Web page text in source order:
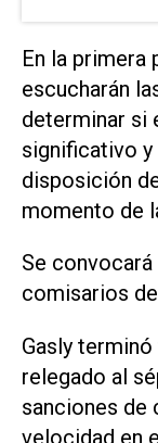
En la primera
escucharán
determinar si
significativo y
disposición
momento de
Se
comisarios
Gasly
‌relegado al
sanciones de